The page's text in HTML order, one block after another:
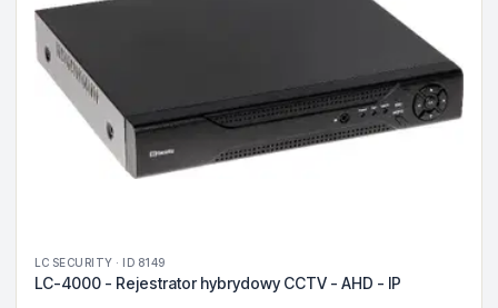
LC SECURITY · ID 8149
LC-4000 - Rejestrator hybrydowy CCTV - AHD - IP